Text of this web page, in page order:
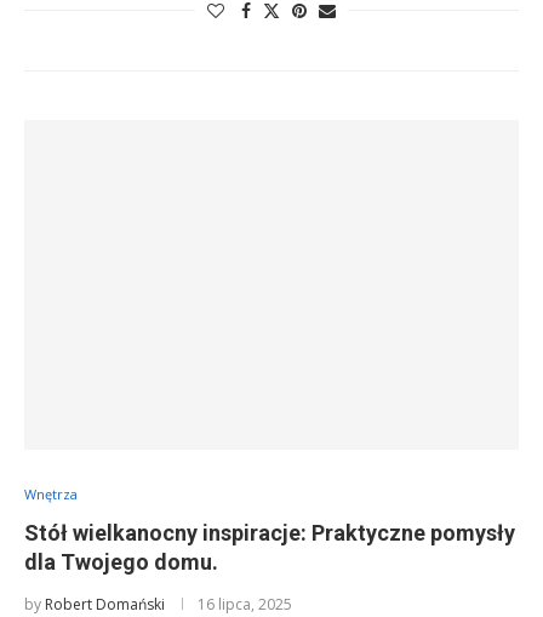
Wnętrza
Stół wielkanocny inspiracje: Praktyczne pomysły
dla Twojego domu.
by Robert Domański 16 lipca, 2025